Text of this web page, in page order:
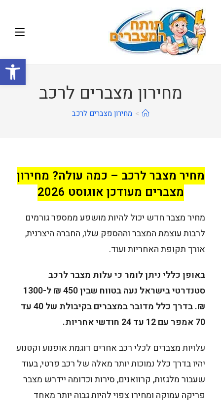
מחירון מצברים לרכב
> מחירון מצברים לרכב
מחיר מצבר לרכב – כמה עולה? מחירון
מצברים מעודכן אוגוסט 2026
מחיר מצבר חדש יכול להיות מושפע ממספר גורמים
לרבות עוצמת המצבר וההספק שלו, החברה היצרנית,
אורך תקופת האחריות ועוד.
באופן כללי ניתן לומר כי עלות מצבר לרכב
סטנדרטי בישראל נעה בטווח שבין 450 ₪ ל-1300
₪. בדרך כלל מדובר במצברים בקיבולת של 40 עד
70 אמפר עם 12 עד 24 חודשי אחריות.
עלויות מצברים לכלי רכב אחרים דוגמת אופנוע וקטנוע
יהיו בדרך כלל נמוכות יותר מאלה של רכב פרטי, בעוד
שעבור מלגזות, קרוואנים, סירות וכדומה יידרש מצבר
פריקה עמוקה ומחירו צפוי להיות גבוה יותר מאחד